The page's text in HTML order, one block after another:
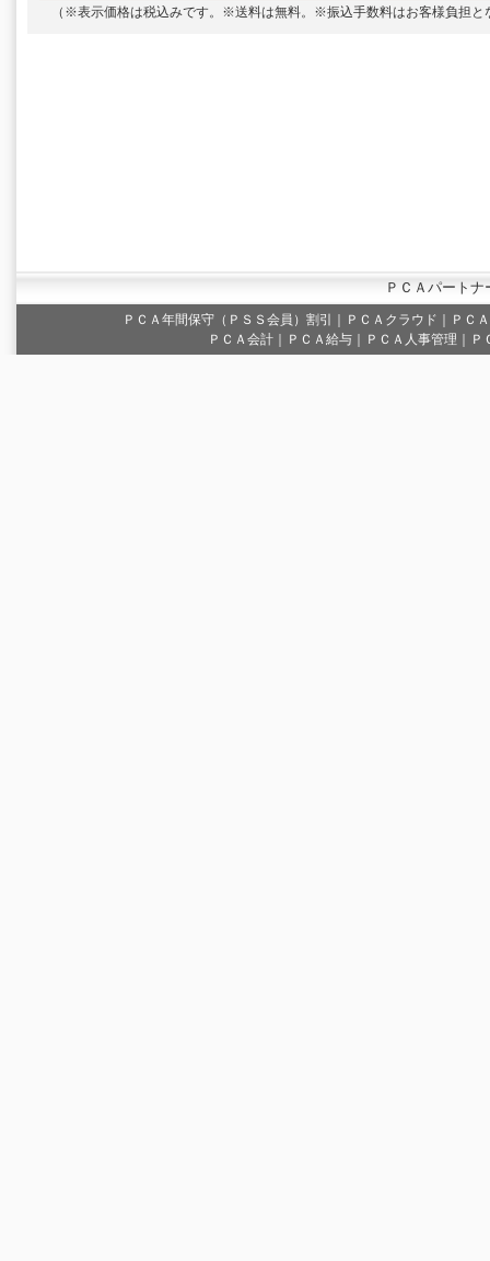
（※表示価格は税込みです。※送料は無料。※振込手数料はお客様負担と
ＰＣＡパート
ＰＣＡ年間保守（ＰＳＳ会員）割引 ＰＣＡクラウド
ＰＣ
ＰＣＡ会計｜ＰＣＡ給与｜ＰＣＡ人事管理｜